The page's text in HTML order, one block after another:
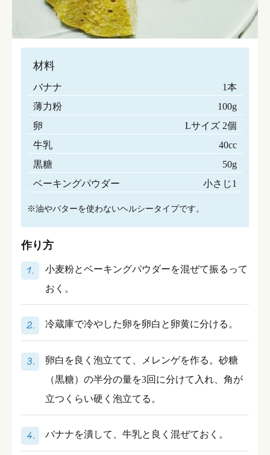
材料
バナナ
1本
薄力粉
100g
卵
Lサイズ 2個
牛乳
40cc
黒糖
50g
ベーキングパウダー
小さじ1
※油やバターを使わないヘルシータイプです。
作り方
小麦粉とベーキングパウダーを混ぜて振るって
おく。
冷蔵庫で冷やした卵を卵白と卵黄に分ける。
卵白を良く泡立てて、メレンゲを作る。砂糖
（黒糖）の半分の量を3回に分けて入れ、角が
立つくらい硬く泡立てる。
バナナを潰して、牛乳と良く混ぜておく。